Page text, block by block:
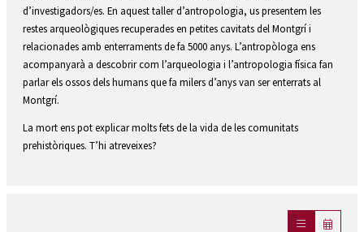
d’investigadors/es. En aquest taller d’antropologia, us presentem les
restes arqueològiques recuperades en petites cavitats del Montgrí i
relacionades amb enterraments de fa 5000 anys. L’antropòloga ens
acompanyarà a descobrir com l’arqueologia i l’antropologia física fan
parlar els ossos dels humans que fa milers d’anys van ser enterrats al
Montgrí.
La mort ens pot explicar molts fets de la vida de les comunitats
prehistòriques. T’hi atreveixes?